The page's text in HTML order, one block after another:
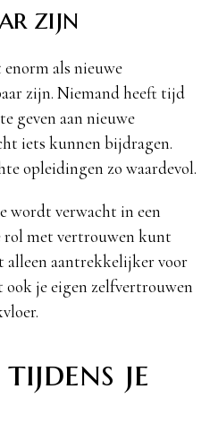
zijn
als nieuwe
zijn. Niemand heeft tijd
geven aan nieuwe
iets kunnen bijdragen.
opleidingen zo waardevol.
wordt verwacht in een
rol met vertrouwen kunt
aantrekkelijker voor
ook je eigen zelfvertrouwen
je